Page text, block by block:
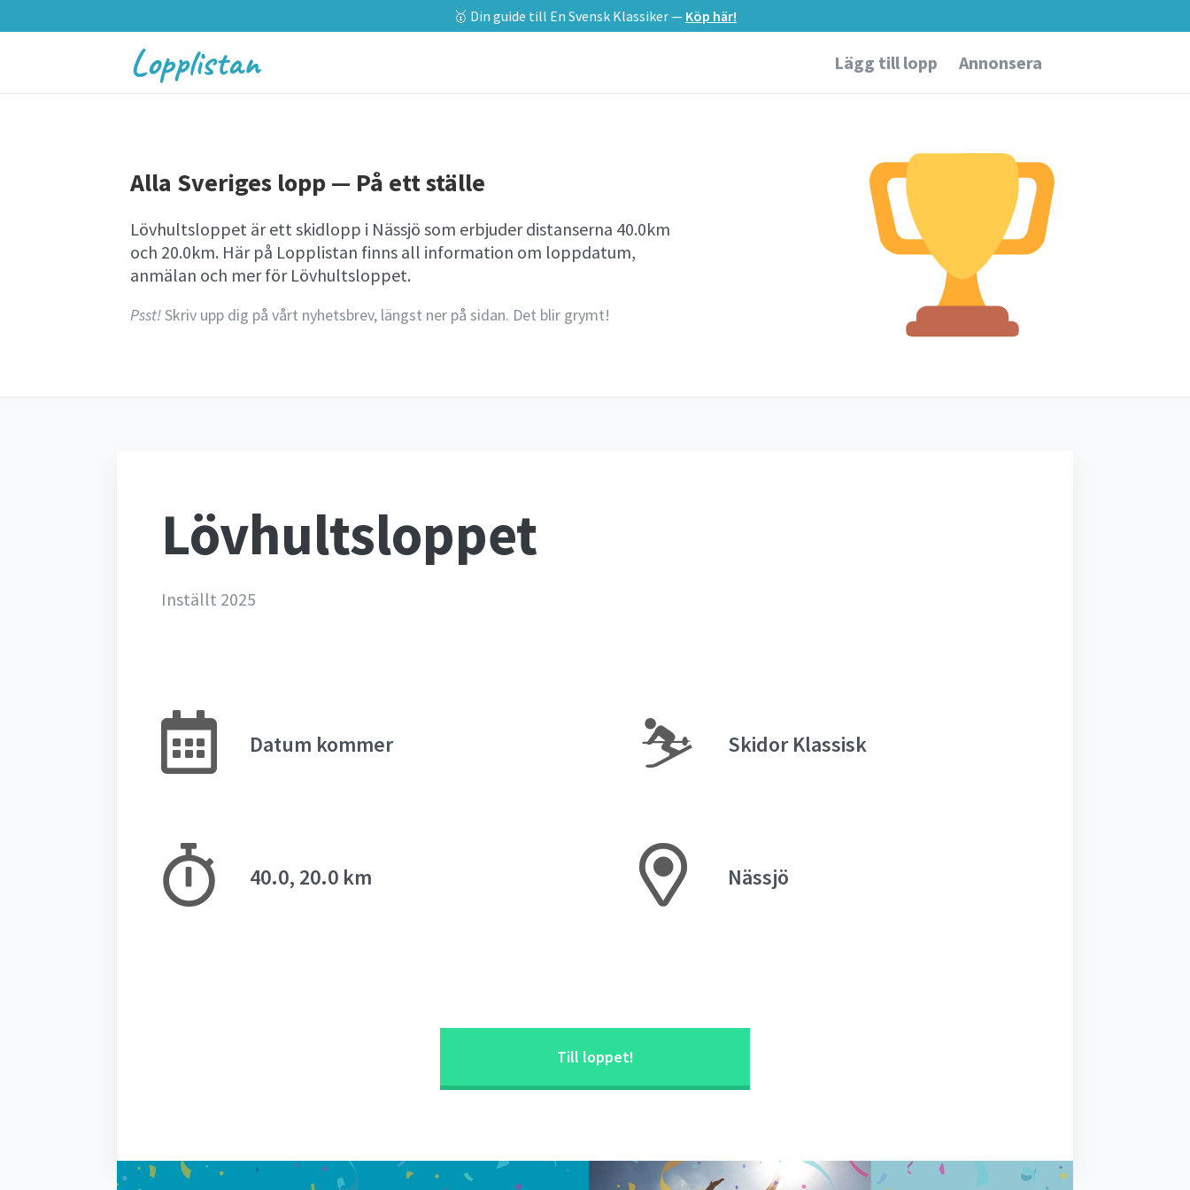
🥇 Din guide till En Svensk Klassiker — Köp här!
Lopplistan Lägg till lopp Annonsera
Alla Sveriges lopp — På ett ställe
Lövhultsloppet är ett skidlopp i Nässjö som erbjuder distanserna 40.0km
och 20.0km. Här på Lopplistan finns all information om loppdatum,
anmälan och mer för Lövhultsloppet.
Psst!Skriv upp dig på vårt nyhetsbrev, längst ner på sidan. Det blir grymt!
Lövhultsloppet
Inställt 2025
Datum kommer
40.0, 20.0 km
⛷ Skidor Klassisk
Nässjö
Till loppet!